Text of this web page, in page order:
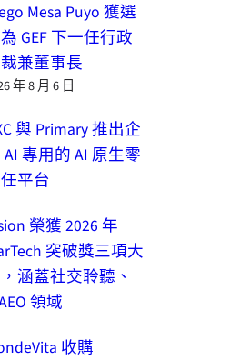
Mesa Puyo 獲選
GEF 下一任行政
兼董事長
年 8 月 6 日
與 Primary 推出企
AI 專用的 AI 原生零
平台
榮獲 2026 年
突破獎三項大
涵蓋社交聆聽、
領域
收購